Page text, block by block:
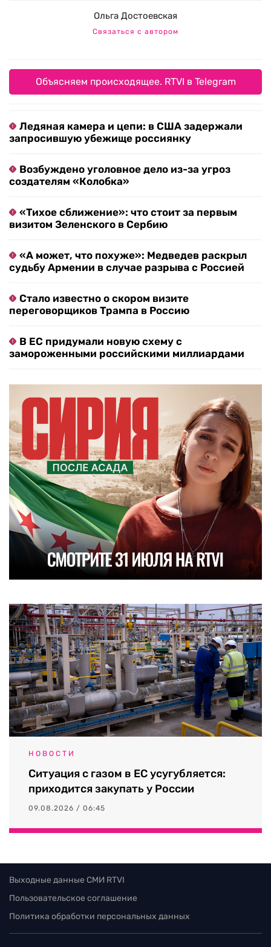
Ольга Достоевская
Связаться с автором
Объясняем происходящее. RTVI в Telegram
Ледяная камера и цепи: в США задержали
запросившую убежище россиянку
Возбуждено уголовное дело из-за угроз
создателям «Колобка»
«Тихое сближение»: что стоит за первым
визитом Зеленского в Сербию
«А может, что похуже»: Медведев раскрыл
судьбу Армении в случае разрыва с Россией
Стало известно о скором визите
переговорщиков Трампа в Россию
В ЕС придумали новую схему с
замороженными российскими миллиардами
НОВОСТИ
Ситуация с газом в ЕС усугубляется:
приходится закупать у России
09.08.2026 / 06:45
Выходные данные СМИ RTVI
Пользовательское соглашение
Политика обработки персональных данных